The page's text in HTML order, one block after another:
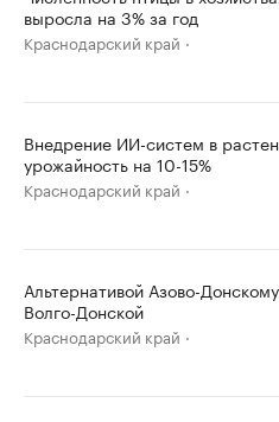
выросла на 3% за год
Краснодарский край
Внедрение ИИ-систем в
урожайность на 10-15%
Краснодарский край
Альтернативой Азово-
Волго-Донской
Краснодарский край